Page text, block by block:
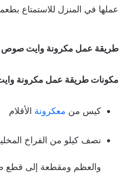
عملها في المنزل للاستمتاع
طريقة عمل مكرونة وايت صوص
مكونات طريقة عمل مكرونة
كيس من معكرونة الأقلام
نصف كيلو من الفراخ
والعظم ومقطعة إلى قطع